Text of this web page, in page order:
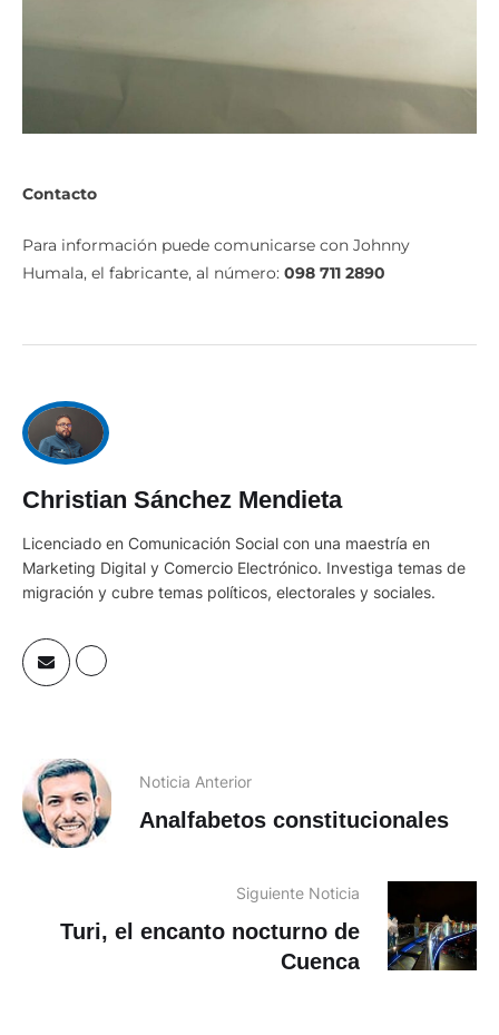
Contacto
Para información puede comunicarse con Johnny
Humala, el fabricante, al número: 098 711 2890
Christian Sánchez Mendieta
Licenciado en Comunicación Social con una maestría en
Marketing Digital y Comercio Electrónico. Investiga temas de
migración y cubre temas políticos, electorales y sociales.
Noticia Anterior
Analfabetos constitucionales
Siguiente Noticia
Turi, el encanto nocturno de
Cuenca